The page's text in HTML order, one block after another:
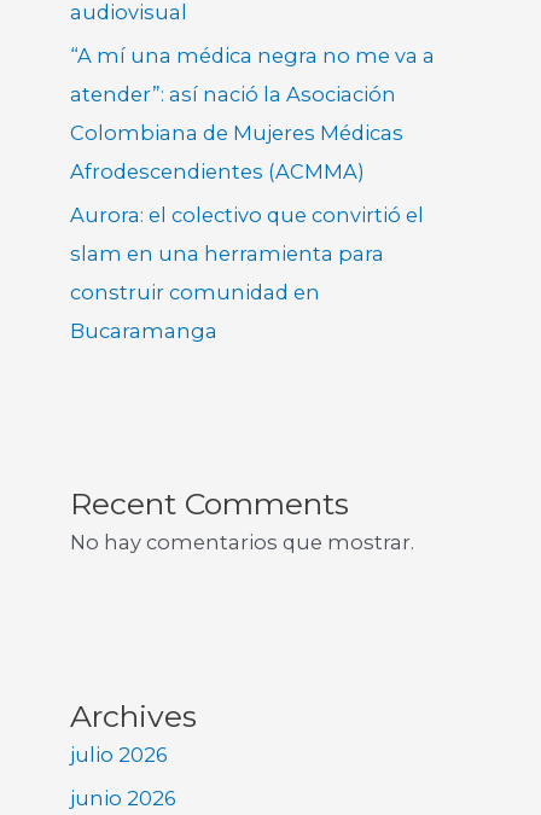
audiovisual
“A mí una médica negra no me va a
atender”: así nació la Asociación
Colombiana de Mujeres Médicas
Afrodescendientes (ACMMA)
Aurora: el colectivo que convirtió el
slam en una herramienta para
construir comunidad en
Bucaramanga
Recent Comments
No hay comentarios que mostrar.
Archives
julio 2026
junio 2026